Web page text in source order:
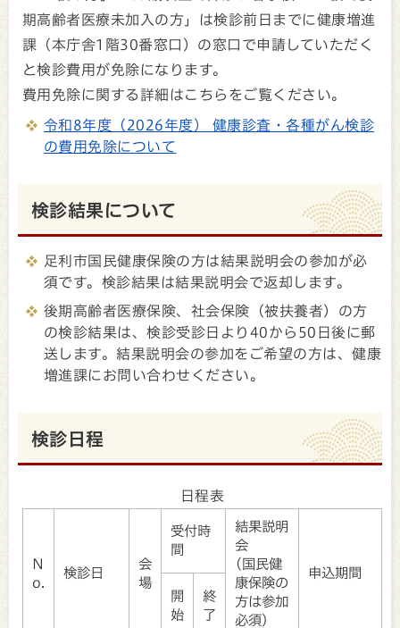
期高齢者医療未加入の方」は検診前日までに健康増進
課（本庁舎1階30番窓口）の窓口で申請していただく
と検診費用が免除になります。
費用免除に関する詳細はこちらをご覧ください。
令和8年度（2026年度） 健康診査・各種がん検診
の費用免除について
検診結果について
足利市国民健康保険の方は結果説明会の参加が必
須です。検診結果は結果説明会で返却します。
後期高齢者医療保険、社会保険（被扶養者）の方
の検診結果は、検診受診日より40から50日後に郵
送します。結果説明会の参加をご希望の方は、健康
増進課にお問い合わせください。
検診日程
日程表
N
o.
検診日
会
場
受付時
間
結果説明
会
(国民健
康保険の
方は参加
必須)
申込期間
開
始
終
了